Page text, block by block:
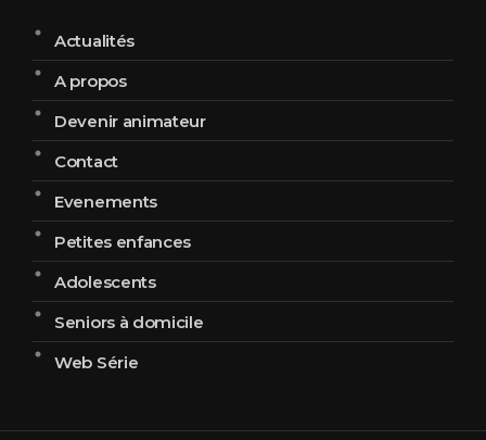
Actualités
A propos
Devenir animateur
Contact
Evenements
Petites enfances
Adolescents
Seniors à domicile
Web Série